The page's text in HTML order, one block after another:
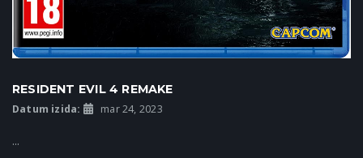
RESIDENT EVIL 4 REMAKE
Datum izida: mar 24, 2023
...